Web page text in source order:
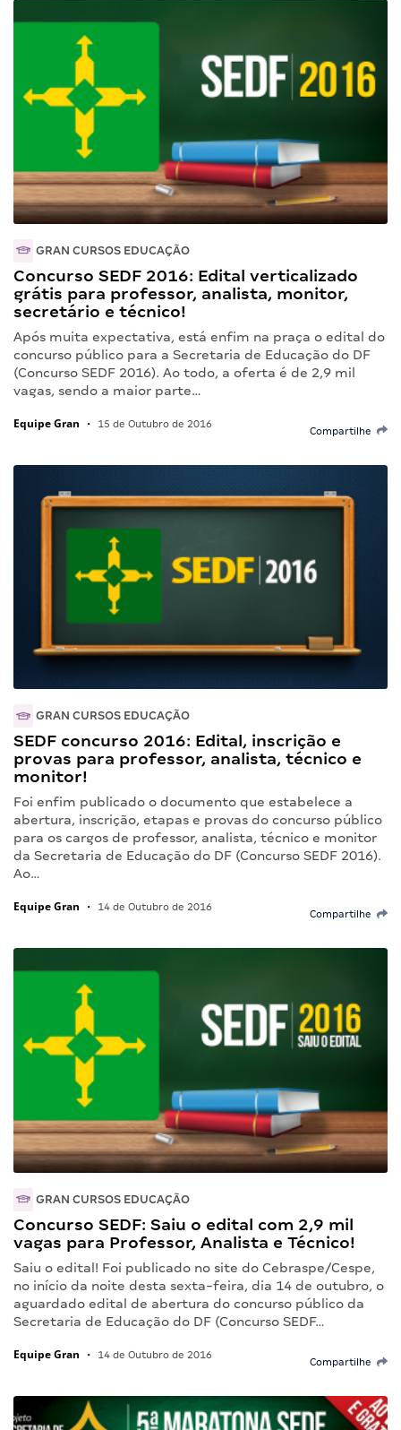
GRAN CURSOS EDUCAÇÃO
Concurso SEDF 2016: Edital verticalizado
grátis para professor, analista, monitor,
secretário e técnico!
Após muita expectativa, está enfim na praça o edital do
concurso público para a Secretaria de Educação do DF
(Concurso SEDF 2016). Ao todo, a oferta é de 2,9 mil
vagas, sendo a maior parte…
Equipe Gran • 15 de Outubro de 2016
Compartilhe
GRAN CURSOS EDUCAÇÃO
SEDF concurso 2016: Edital, inscrição e
provas para professor, analista, técnico e
monitor!
Foi enfim publicado o documento que estabelece a
abertura, inscrição, etapas e provas do concurso público
para os cargos de professor, analista, técnico e monitor
da Secretaria de Educação do DF (Concurso SEDF 2016).
Ao…
Equipe Gran • 14 de Outubro de 2016
Compartilhe
GRAN CURSOS EDUCAÇÃO
Concurso SEDF: Saiu o edital com 2,9 mil
vagas para Professor, Analista e Técnico!
Saiu o edital! Foi publicado no site do Cebraspe/Cespe,
no início da noite desta sexta-feira, dia 14 de outubro, o
aguardado edital de abertura do concurso público da
Secretaria de Educação do DF (Concurso SEDF…
Equipe Gran • 14 de Outubro de 2016
Compartilhe